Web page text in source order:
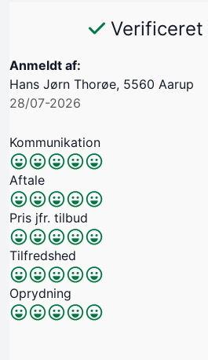
Verificeret
Anmeldt af:
Hans Jørn Thorøe, 5560 Aarup
28/07-2026
Kommunikation
Aftale
Pris jfr. tilbud
Tilfredshed
Oprydning